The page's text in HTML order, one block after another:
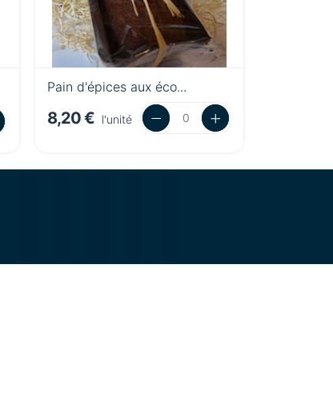
Pain d'épices aux éco...
8,20 € l'unité